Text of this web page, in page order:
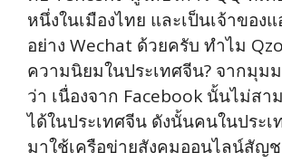
หนึ่งในเมืองไทย และเป็นเจ้าของ
อย่าง Wechat ด้วยครับ ทำไม
ความนิยมในประเทศจีน? จากมุม
ว่า เนื่องจาก Facebook นั้นไม่สา
ได้ในประเทศจีน ดังนั้นคนในประ
มาใช้เครือข่ายสังคมออนไลน์สัญ